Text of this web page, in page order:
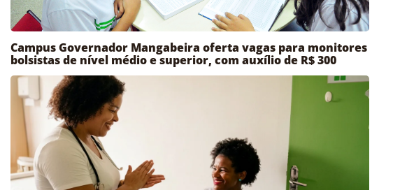
Campus Governador Mangabeira oferta vagas para monitores
bolsistas de nível médio e superior, com auxílio de R$ 300